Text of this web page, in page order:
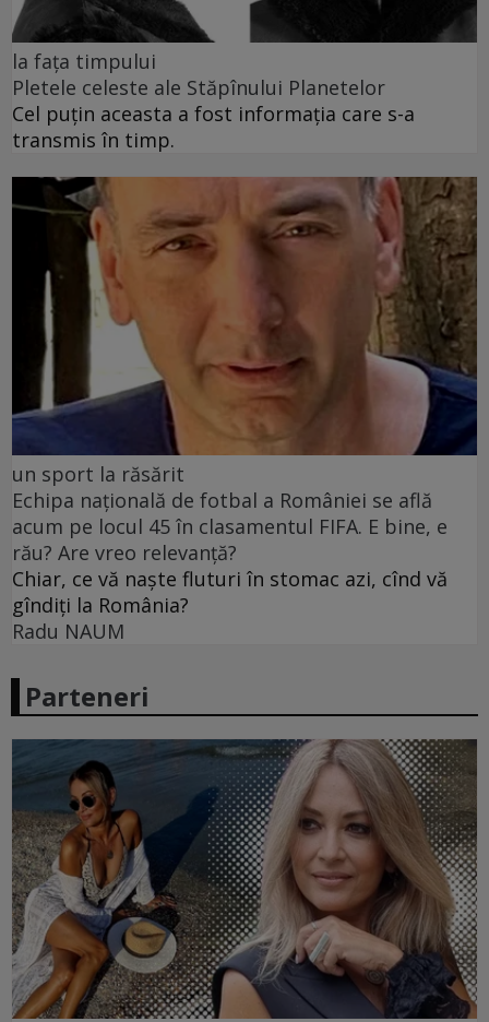
la fața timpului
Pletele celeste ale Stăpînului Planetelor
Cel puţin aceasta a fost informaţia care s-a
transmis în timp.
un sport la răsărit
Echipa națională de fotbal a României se află
acum pe locul 45 în clasamentul FIFA. E bine, e
rău? Are vreo relevanță?
Chiar, ce vă naște fluturi în stomac azi, cînd vă
gîndiți la România?
Radu NAUM
Parteneri